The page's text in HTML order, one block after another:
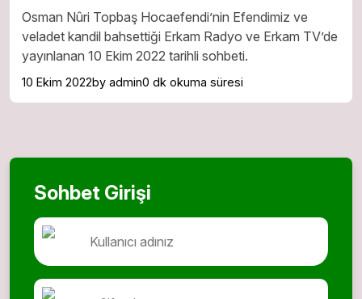
Osman Nûri Topbaş Hocaefendi’nin Efendimiz ve
veladet kandil bahsettiği Erkam Radyo ve Erkam TV’de
yayınlanan 10 Ekim 2022 tarihli sohbeti.
10 Ekim 2022by admin0 dk okuma süresi
Sohbet Girişi